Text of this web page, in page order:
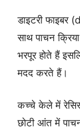
डाइटरी फाइबर
साथ पाचन
भरपूर होते हैं
मदद करते हैं।
कच्चे केले में
छोटी आंत में